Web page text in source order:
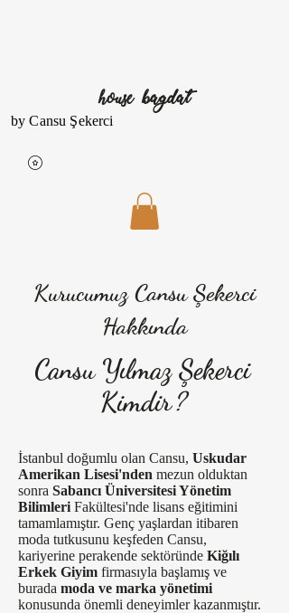
house bagdat
by Cansu Şekerci
Kurucumuz Cansu Şekerci
Hakkında
Cansu Yılmaz Şekerci
Kimdir?​
​İstanbul doğumlu olan Cansu, Uskudar
Amerikan Lisesi'nden mezun olduktan
sonra Sabancı Üniversitesi Yönetim
Bilimleri Fakültesi'nde lisans eğitimini
tamamlamıştır. Genç yaşlardan itibaren
moda tutkusunu keşfeden Cansu,
kariyerine perakende sektöründe Kiğılı
Erkek Giyim firmasıyla başlamış ve
burada moda ve marka yönetimi
konusunda önemli deneyimler kazanmıştır.